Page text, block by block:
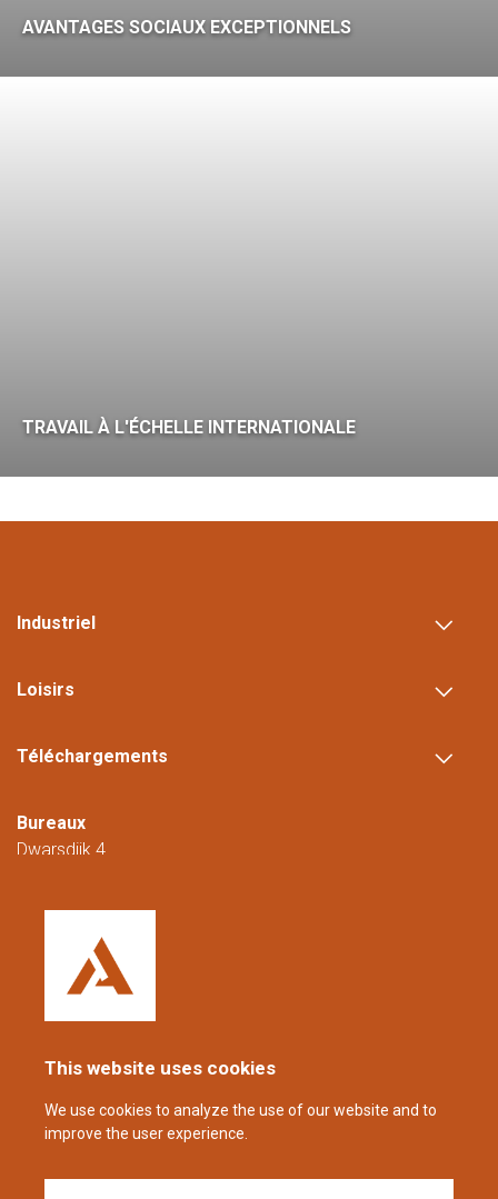
This website uses cookies
We use cookies to analyze the use of our website and to
improve the user experience.
AVANTAGES SOCIAUX EXCEPTIONNELS
TRAVAIL À L'ÉCHELLE INTERNATIONALE
Industriel
Loisirs
Téléchargements
Bureaux
Dwarsdijk 4
+31 (0)88 23 42 200
16h00 (CET/CEST).
coppens@alltech.com
Follow us